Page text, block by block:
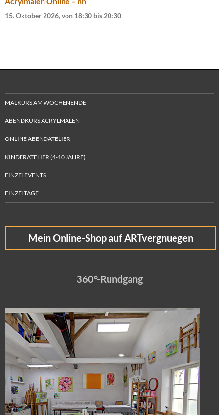
15. Oktober 2026, von 18:30 bis 20:30
MALKURS AM WOCHENENDE
ABENDKURS ACRYLMALEN
ONLINE ABENDATELIER
KINDERATELIER (4-10 JAHRE)
EINZELEVENTS
EINZELTAGE
Mein Online-Shop auf ARTvergnuegen
360°-Rundgang